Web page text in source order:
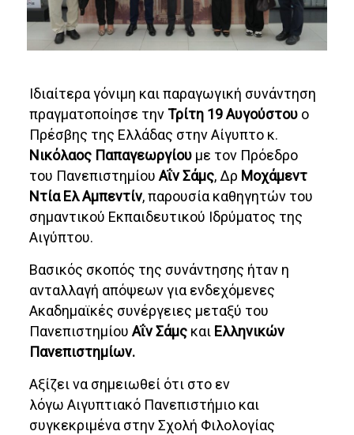
Ιδιαίτερα γόνιμη και παραγωγική συνάντηση
πραγματοποίησε τηνΤρίτη 19 Αυγούστου ο
Πρέσβης της Ελλάδας στην Αίγυπτο κ.
Νικόλαος Παπαγεωργίου με τον Πρόεδρο
του ΠανεπιστημίουΑΐν Σάμς, Δρ Μοχάμεντ
Ντία Ελ Αμπεντίν, παρουσία καθηγητών του
σημαντικού Εκπαιδευτικού Ιδρύματος της
Αιγύπτου.
Βασικός σκοπός της συνάντησης ήταν η
ανταλλαγή απόψεων για ενδεχόμενες
Ακαδημαϊκές συνέργειες μεταξύ του
ΠανεπιστημίουΑΐν Σάμς και Ελληνικών
Πανεπιστημίων.
Αξίζει να σημειωθεί ότι στο εν
λόγω Αιγυπτιακό Πανεπιστήμιο και
συγκεκριμένα στην Σχολή Φιλολογίας